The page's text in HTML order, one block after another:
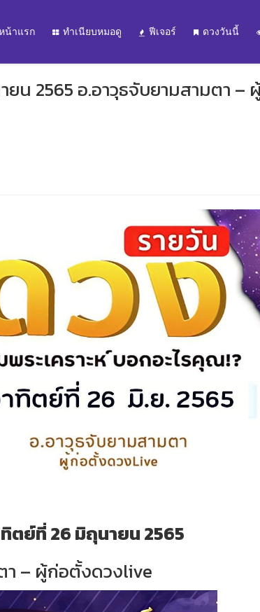
น้าแรก ทำเนียบหมอดู ฟีเจอร์ ดวงวันนี้
น 2565 อ.อาวุธจับยามสามตา –
ตย์ที่ 26 มิถุนายน 2565
า – ผู้ก่อตั้งดวงlive